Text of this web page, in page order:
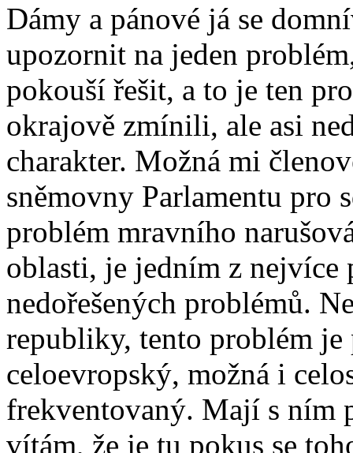
Dámy a pánové já se
upozornit na jeden
pokouší řešit, a to je ten
okrajově zmínili, ale asi
charakter. Možná mi
sněmovny Parlamentu pro
problém mravního
oblasti, je jedním z nejvíce
nedořešených problémů.
republiky, tento problém
celoevropský, možná i
frekventovaný. Mají s ním
vítám, že je tu pokus se